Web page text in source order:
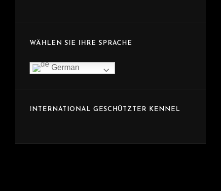
WÄHLEN SIE IHRE SPRACHE
German
INTERNATIONAL GESCHÜTZTER KENNEL